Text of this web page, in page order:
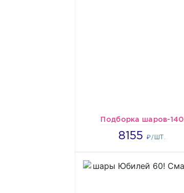
Подборка шаров-140
8155₽/ШТ.
8155